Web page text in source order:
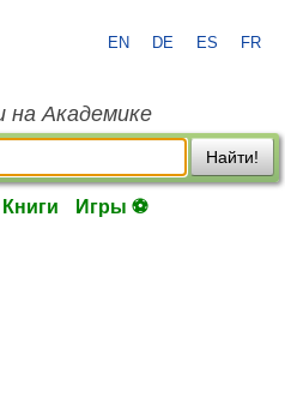
EN DE ES FR
на Академике
Найти!
Книги Игры ⚽